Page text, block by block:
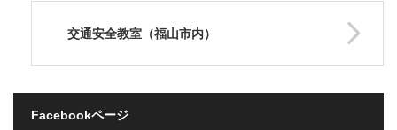
交通安全教室（福山市内）
Facebookページ